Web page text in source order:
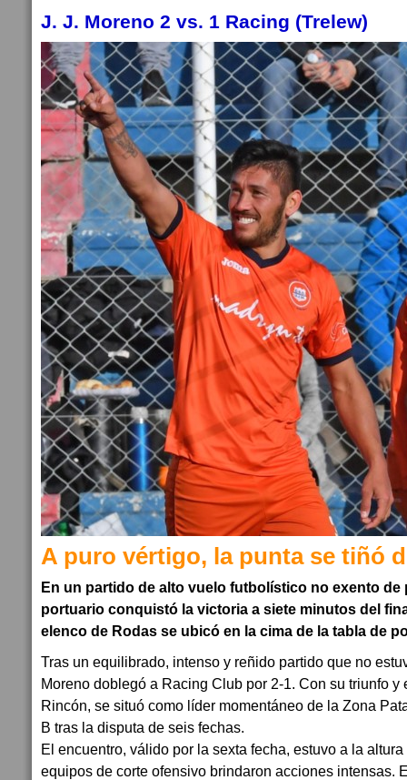
J. J. Moreno 2 vs. 1 Racing (Trelew)
A puro vértigo, la punta se tiñó
En un partido de alto vuelo futbolístico no exento de
portuario conquistó la victoria a siete minutos del
elenco de Rodas se ubicó en la cima de la tabla de
Tras un equilibrado, intenso y reñido partido que no
Moreno doblegó a Racing Club por 2-1. Con su triunfo y
Rincón, se situó como líder momentáneo de la Zona
B tras la disputa de seis fechas.
El encuentro, válido por la sexta fecha, estuvo a la
equipos de corte ofensivo brindaron acciones intensas.